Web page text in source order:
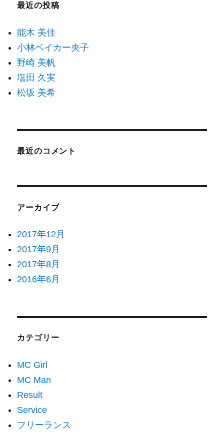
最近の投稿
能木 美佳
小林ベイカー央子
野崎 美帆
塩田 久実
松坂 美希
最近のコメント
アーカイブ
2017年12月
2017年9月
2017年8月
2016年6月
カテゴリー
MC Girl
MC Man
Result
Service
フリーランス